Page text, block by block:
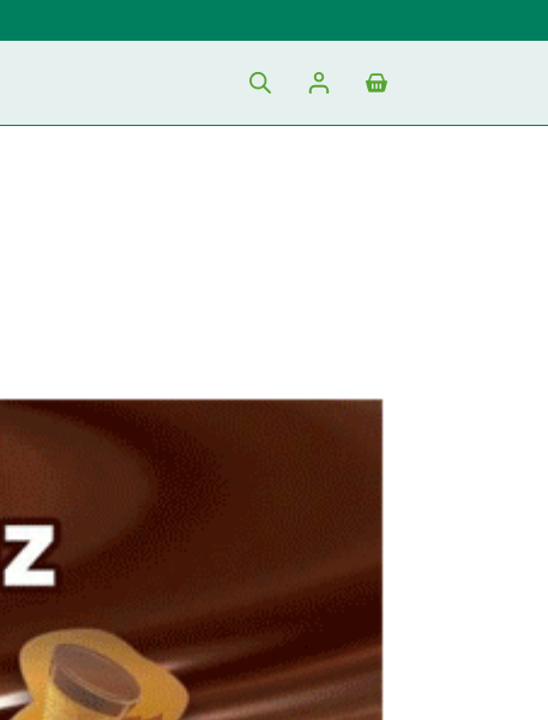
Shopping